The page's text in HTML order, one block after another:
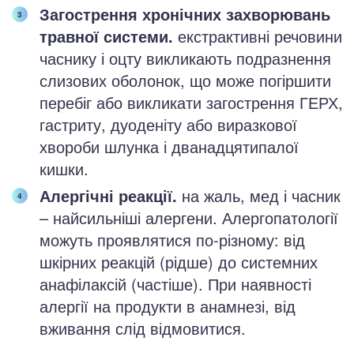
Загострення хронічних захворювань
травної системи. екстрактивні речовини
часнику і оцту викликають подразнення
слизових оболонок, що може погіршити
перебіг або викликати загострення ГЕРХ,
гастриту, дуоденіту або виразкової
хвороби шлунка і дванадцятипалої
кишки.
Алергічні реакції. на жаль, мед і часник
– найсильніші алергени. Алергопатології
можуть проявлятися по-різному: від
шкірних реакцій (рідше) до системних
анафілаксій (частіше). При наявності
алергії на продукти в анамнезі, від
вживання слід відмовитися.